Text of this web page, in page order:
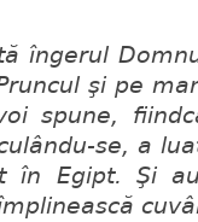
îngerul
şi pe
spune,
se, a
în Egipt. Şi